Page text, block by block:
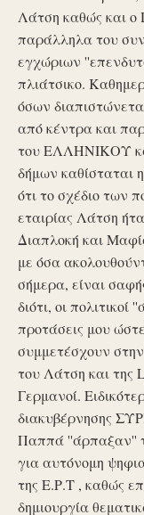
Λάτση καθώς και ο
παράλληλα του
εγχώριων
πλιάτσικο.
όσων
από κέντρα και
του ΕΛΛΗΝΙΚΟΥ
δήμων καθίσταται
ότι το σχέδιο των
εταιρίας Λάτση
Διαπλοκή και
με όσα
σήμερα, είναι
διότι, οι πολιτικοί
προτάσεις μου
συμμετέσχουν
του Λάτση και της
Γερμανοί.
διακυβέρνησης
Παππά ''άρπαξαν''
για αυτόνομη
της Ε.Ρ.Τ , καθώς
δημιουργία